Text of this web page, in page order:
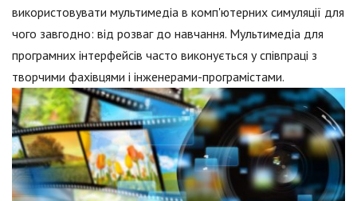
використовувати мультимедіа в комп'ютерних симуляції для
чого завгодно: від розваг до навчання. Мультимедіа для
програмних інтерфейсів часто виконується у співпраці з
творчими фахівцями і інженерами-програмістами.